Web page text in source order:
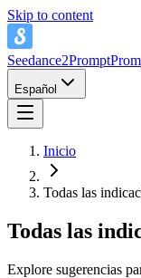
Skip to content
Seedance2Prompt
Español
Inicio
Todas las
Todas las
Explore sugerencias